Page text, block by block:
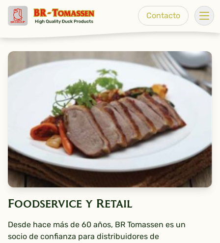
Go to content
Contacto
Foodservice y Retail
Desde hace más de 60 años, BR Tomassen es un
socio de confianza para distribuidores de